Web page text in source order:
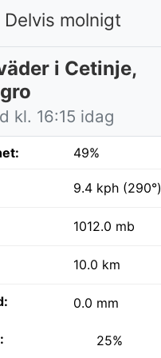
Delvis molnigt
i Cetinje,
kl. 16:15 idag
49%
9.4 kph (290°)
1012.0 mb
10.0 km
0.0 mm
25%